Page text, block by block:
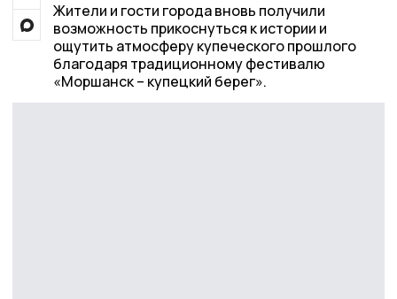
Жители и гости города вновь получили
возможность прикоснуться к истории и
ощутить атмосферу купеческого прошлого
благодаря традиционному фестивалю
«Моршанск – купецкий берег».